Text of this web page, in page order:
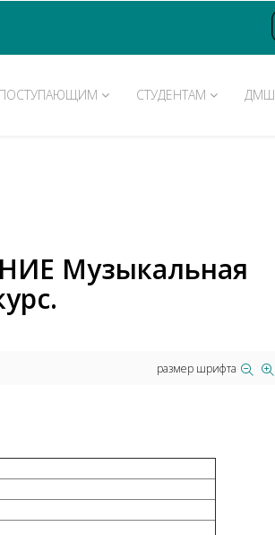
ПОСТУПАЮЩИМ СТУДЕНТАМ ДМШ
Музыкальная
размер шрифта